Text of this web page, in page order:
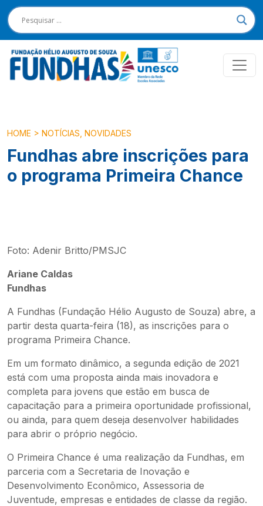
HOME > NOTÍCIAS NOVIDADES
Fundhas abre inscrições para
o programa Primeira Chance
Foto: Adenir Britto/PMSJC
Ariane Caldas
Fundhas
A Fundhas (Fundação Hélio Augusto de Souza) abre, a
partir desta quarta-feira (18), as inscrições para o
programa Primeira Chance.
Em um formato dinâmico, a segunda edição de 2021
está com uma proposta ainda mais inovadora e
completa para jovens que estão em busca de
capacitação para a primeira oportunidade profissional,
ou ainda, para quem deseja desenvolver habilidades
para abrir o próprio negócio.
O Primeira Chance é uma realização da Fundhas, em
parceria com a Secretaria de Inovação e
Desenvolvimento Econômico, Assessoria de
Juventude, empresas e entidades de classe da região.